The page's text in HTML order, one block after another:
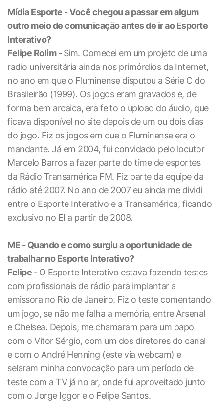
Mídia Esporte - Você chegou a passar em algum
outro meio de comunicação antes de ir ao Esporte
Interativo?
Felipe Rolim -Sim. Comecei em um projeto de uma
radio universitária ainda nos primórdios da Internet,
no ano em que o Fluminense disputou a Série C do
Brasileirão (1999). Os jogos eram gravados e, de
forma bem arcaica, era feito o upload do áudio, que
ficava disponível no site depois de um ou dois dias
do jogo. Fiz os jogos em que o Fluminense era o
mandante. Já em 2004, fui convidado pelo locutor
Marcelo Barros a fazer parte do time de esportes
da Rádio Transamérica FM. Fiz parte da equipe da
rádio até 2007. No ano de 2007 eu ainda me dividi
entre o Esporte Interativo e a Transamérica, ficando
exclusivo no EI a partir de 2008.
ME - Quando e como surgiu a oportunidade de
trabalhar no Esporte Interativo?
Felipe -O Esporte Interativo estava fazendo testes
com profissionais de rádio para implantar a
emissora no Rio de Janeiro. Fiz o teste comentando
um jogo, se não me falha a memória, entre Arsenal
e Chelsea. Depois, me chamaram para um papo
com o Vitor Sérgio, com um dos diretores do canal
e com o André Henning (este via webcam) e
selaram minha convocação para um período de
teste com a TV já no ar, onde fui aproveitado junto
com o Jorge Iggor e o Felipe Santos.